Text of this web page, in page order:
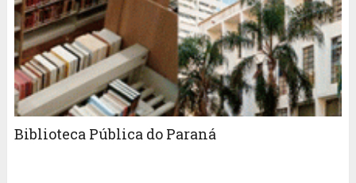
Biblioteca Pública do Paraná